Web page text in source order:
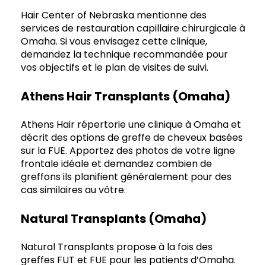
Hair Center of Nebraska mentionne des
services de restauration capillaire chirurgicale à
Omaha. Si vous envisagez cette clinique,
demandez la technique recommandée pour
vos objectifs et le plan de visites de suivi.
Athens Hair Transplants (Omaha)
Athens Hair répertorie une clinique à Omaha et
décrit des options de greffe de cheveux basées
sur la FUE. Apportez des photos de votre ligne
frontale idéale et demandez combien de
greffons ils planifient généralement pour des
cas similaires au vôtre.
Natural Transplants (Omaha)
Natural Transplants propose à la fois des
greffes FUT et FUE pour les patients d’Omaha.